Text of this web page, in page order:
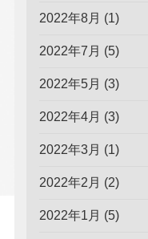
2022年8月 (1)
2022年7月 (5)
2022年5月 (3)
2022年4月 (3)
2022年3月 (1)
2022年2月 (2)
2022年1月 (5)